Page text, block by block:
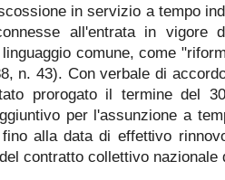
in servizio a tempo
all'entrata in vigore
comune, come
n. 43). Con verbale di
prorogato il termine del
per l'assunzione a
alla data di effettivo
contratto collettivo nazionale